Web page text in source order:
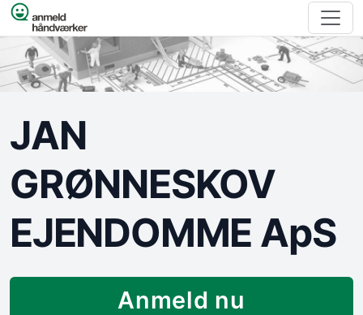
Spring til indhold
JAN
GRØNNESKOV
EJENDOMME ApS
Anmeld nu